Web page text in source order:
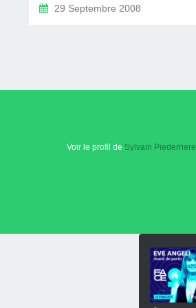
29 Septembre 2008
Voir le profil de Sylvain Piederriere